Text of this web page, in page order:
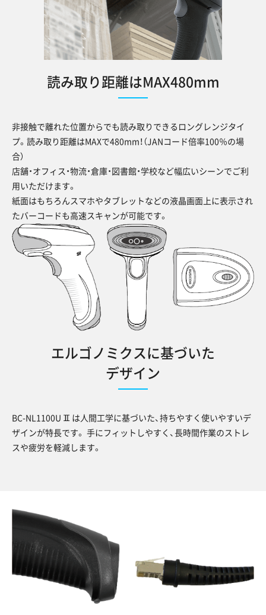
読み取り距離はMAX480mm
非接触で離れた位置からでも読み取りできるロングレンジタイ
プ。読み取り距離はMAXで480mm！（JANコード倍率100％の場
合）
店舗・オフィス・物流・倉庫・図書館・学校など幅広いシーンでご利
用いただけます。
紙面はもちろんスマホやタブレットなどの液晶画面上に表示され
たバーコードも高速スキャンが可能です。
エルゴノミクスに基づいた
デザイン
BC-NL1100U Ⅱ は人間工学に基づいた、持ちやすく使いやすいデ
ザインが特長です。 手にフィットしやすく、長時間作業のストレ
スや疲労を軽減します。